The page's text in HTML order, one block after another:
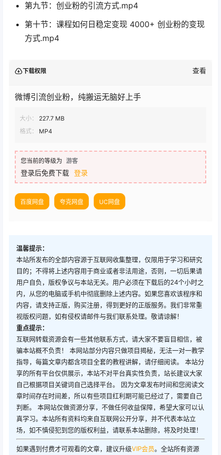
第九节：创业粉的引流方式.mp4
第十节：课程如何日稳定变现 4000+ 创业粉的变现
方式.mp4
下载权限 查看
微博引流创业粉，纯搬运无脑好上手
大小：
227.7 MB
格式：
MP4
您当前的等级为 游客
登录后免费下载 登录
百度网盘 夸克网盘 UC网盘
温馨提示：
本站所发布的全部内容源于互联网收集整理，仅限用于学习和研究
目的；不得将上述内容用于商业或者非法用途，否则，一切后果请
用户自负，版权争议与本站无关。用户必须在下载后的24个小时之
内，从您的电脑或手机中彻底删除上述内容。如果您喜欢该程序和
内容，请支持正版，购买注册，得到更好的正版服务。我们非常重
视版权问题，如有侵权请邮件与我们联系处理。敬请谅解！
重点提示：
互联网转载资源会有一些其他联系方式，请大家不要盲目相信，被
骗本站概不负责！ 本网站部分内容只做项目揭秘，无法一对一教学
指导，每篇文章内都含项目全套的教程讲解，请仔细阅读。 本站分
享的所有平台仅供展示，本站不对平台真实性负责，站长建议大家
自己根据项目关键词自己选择平台。 因为文章发布时间和您阅读文
章时间存在时间差，所以有些项目红利期可能已经过了，需要自己
判断。 本网站仅做资源分享，不做任何收益保障，希望大家可以认
真学习。本站所有资料均来自互联网公开分享，并不代表本站立
场，如不慎侵犯到您的版权利益，请联系本站删除，将及时处理！
如果遇到付费才可观看的文章，建议升级VIP会员。全站所有资源